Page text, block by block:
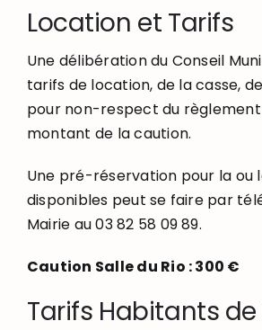
Location et Tarifs
Une délibération du Conseil
tarifs de location, de la casse,
pour non-respect du règlement
montant de la caution.
Une pré-réservation pour la ou
disponibles peut se faire par
Mairie au 03 82 58 09 89.
Caution Salle du Rio : 300 €
Tarifs Habitants